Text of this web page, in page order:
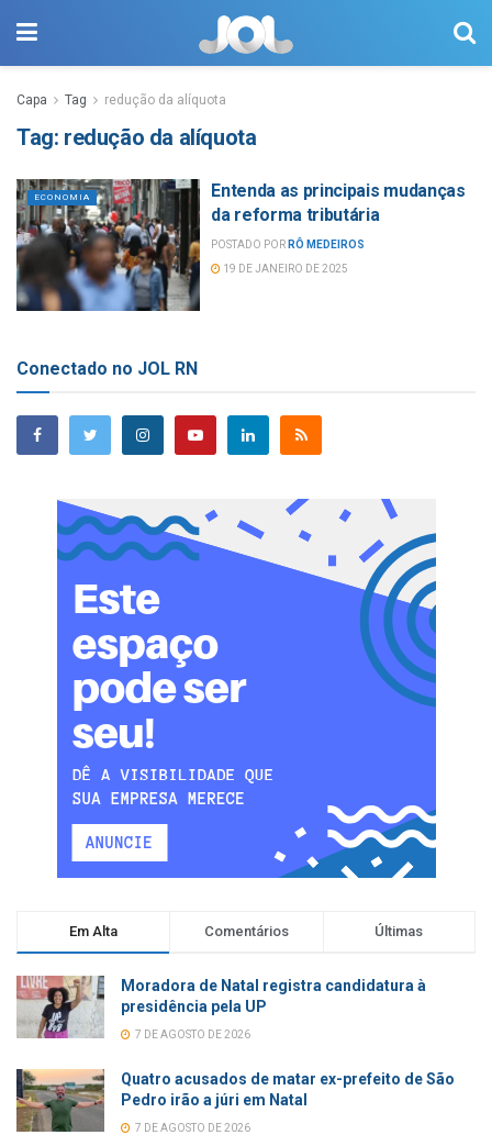
Capa Tag redução da alíquota
Tag: redução da alíquota
ECONOMIA
Entenda as principais mudanças
da reforma tributária
POSTADO POR RÔ MEDEIROS
19 DE JANEIRO DE 2025
Conectado no JOL RN
Em Alta Comentários Últimas
Moradora de Natal registra candidatura à
presidência pela UP
7 DE AGOSTO DE 2026
Quatro acusados de matar ex-prefeito de São
Pedro irão a júri em Natal
7 DE AGOSTO DE 2026